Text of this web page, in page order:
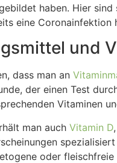
haben. Hier
eine Coronainfektion
und
dass man an
der einen Test
Vitaminen
man auch Vitamin D,
oder fleischfreie